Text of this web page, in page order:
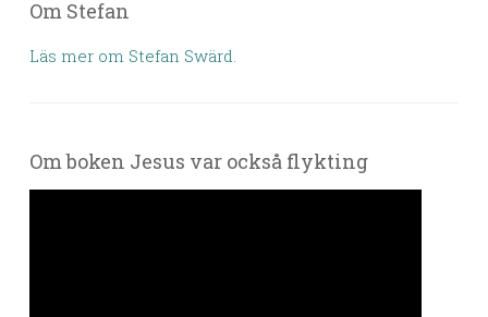
Om Stefan
Läs mer om Stefan Swärd.
Om boken Jesus var också flykting